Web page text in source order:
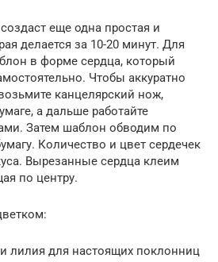
еще одна простая и
делается за 10-20 минут. Для
в форме сердца, который
Чтобы аккуратно
канцелярский нож,
а дальше работайте
Затем шаблон обводим по
Количество и цвет сердечек
Вырезанные сердца клеим
по центру.
лилия для настоящих поклонниц